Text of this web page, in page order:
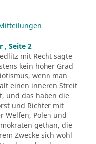
, Seite 2
mit Recht sagte
kein hoher Grad
wenn man
einen inneren Streit
und das haben die
und Richter mit
Welfen, Polen und
gethan, die
Zwecke sich wohl